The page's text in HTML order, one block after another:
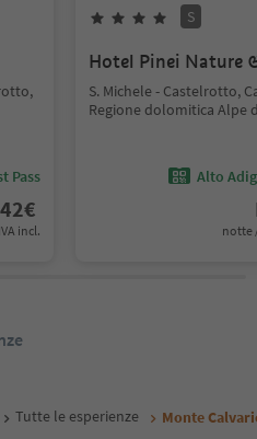
Pass
€
incl.
S
Hotel Pinei Nature
S. Michele - Castelrotto,
Regione dolomitica Alpe
Alto
notte
Tutte le esperienze Monte